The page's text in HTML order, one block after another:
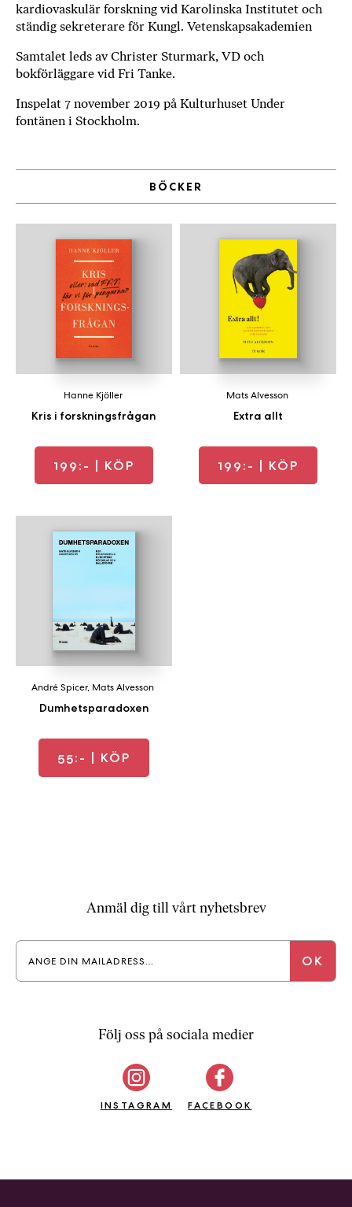
kardiovaskulär forskning vid Karolinska Institutet och
ständig sekreterare för Kungl. Vetenskapsakademien
Samtalet leds av Christer Sturmark, VD och
bokförläggare vid Fri Tanke.
Inspelat 7 november 2019 på Kulturhuset Under
fontänen i Stockholm.
BÖCKER
Kris i forskningsfrågan
Hanne Kjöller
199:- | KÖP
Extra allt
Mats Alvesson
199:- | KÖP
Dumhetsparadoxen
André Spicer, Mats Alvesson
55:- | KÖP
Anmäl dig till vårt nyhetsbrev
Följ oss på sociala medier
INSTAGRAM FACEBOOK